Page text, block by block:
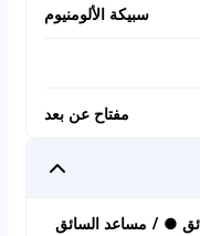
سبيكة الألومنيوم
مفتاح عن بعد
● / مساعد السائق